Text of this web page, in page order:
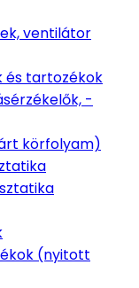
ventilátor
és tartozékok
-
körfolyam)
(nyitott